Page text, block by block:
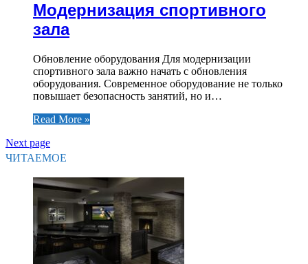
Модернизация спортивного
зала
Обновление оборудования Для модернизации
спортивного зала важно начать с обновления
оборудования. Современное оборудование не только
повышает безопасность занятий, но и…
Read More »
Next page
ЧИТАЕМОЕ